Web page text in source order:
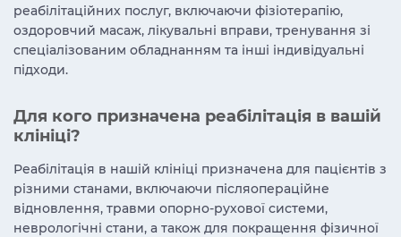
реабілітаційних послуг, включаючи фізіотерапію,
оздоровчий масаж, лікувальні вправи, тренування зі
спеціалізованим обладнанням та інші індивідуальні
підходи.
Для кого призначена реабілітація в вашій
клініці?
Реабілітація в нашій клініці призначена для пацієнтів з
різними станами, включаючи післяопераційне
відновлення, травми опорно-рухової системи,
неврологічні стани, а також для покращення фізичної